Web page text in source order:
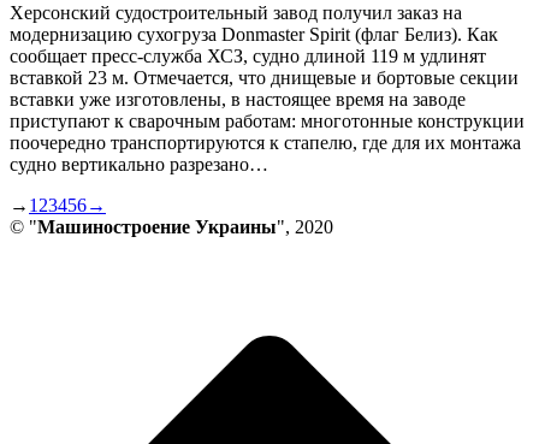
Херсонский судостроительный завод получил заказ на
модернизацию сухогруза Donmaster Spirit (флаг Белиз). Как
сообщает пресс-служба ХСЗ, судно длиной 119 м удлинят
вставкой 23 м. Отмечается, что днищевые и бортовые секции
вставки уже изготовлены, в настоящее время на заводе
приступают к сварочным работам: многотонные конструкции
поочередно транспортируются к стапелю, где для их монтажа
судно вертикально разрезано…
→ 1 23456→
© "Машиностроение Украины", 2020